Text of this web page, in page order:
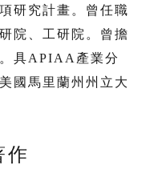
研究計畫。曾任職
院、工研院。曾擔
具APIAA產業分
國馬里蘭州州立大
作